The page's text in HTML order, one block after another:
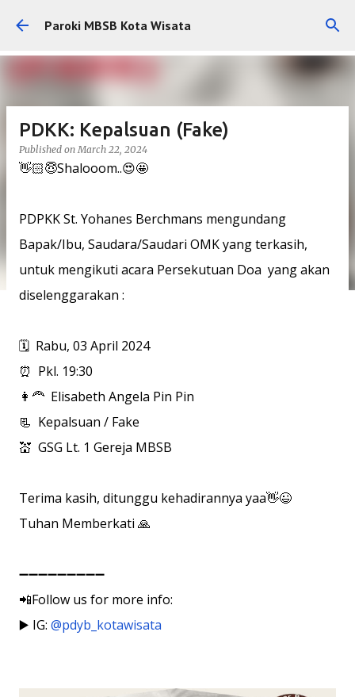
Skip to main content
Paroki MBSB Kota Wisata
PDKK: Kepalsuan (Fake)
Published onMarch 22, 2024
👋🏻😇Shalooom..😍🤩
PDPKK St. Yohanes Berchmans mengundang
Bapak/Ibu, Saudara/Saudari OMK yang terkasih,
untuk mengikuti acara Persekutuan Doa yang akan
diselenggarakan :
🗓️ Rabu, 03 April 2024
⏰ Pkl. 19:30
👩‍🦰 Elisabeth Angela Pin Pin
📃 Kepalsuan / Fake
💒 GSG Lt. 1 Gereja MBSB
Terima kasih, ditunggu kehadirannya yaa👋😉
Tuhan Memberkati 🙏
➖➖➖➖➖➖➖➖➖
📲Follow us for more info:
▶️ IG: @pdyb_kotawisata